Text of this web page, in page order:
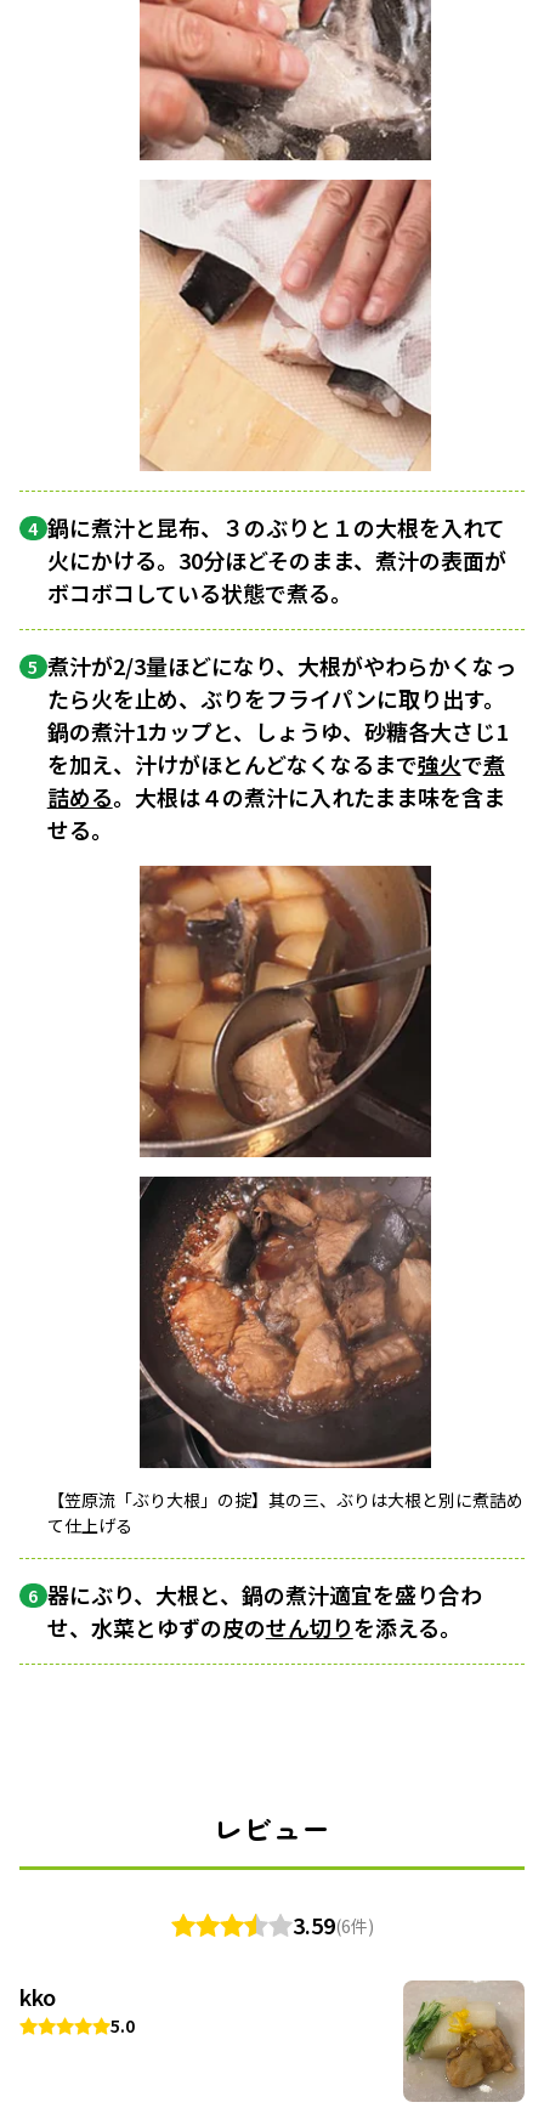
4 鍋に煮汁と昆布、３のぶりと１の大根を入れて
火にかける。30分ほどそのまま、煮汁の表面が
ボコボコしている状態で煮る。
5 煮汁が2/3量ほどになり、大根がやわらかくなっ
たら火を止め、ぶりをフライパンに取り出す。
鍋の煮汁1カップと、しょうゆ、砂糖各大さじ1
を加え、汁けがほとんどなくなるまで強火で煮
詰める。大根は４の煮汁に入れたまま味を含ま
せる。
【笠原流「ぶり大根」の掟】其の三、ぶりは大根と別に煮詰め
て仕上げる
6 器にぶり、大根と、鍋の煮汁適宜を盛り合わ
せ、水菜とゆずの皮のせん切りを添える。
レビュー
3.59(6件)
kko
5.0